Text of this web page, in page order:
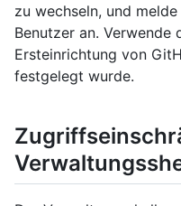
zu wechseln, und
Benutzer an. Verwende
Ersteinrichtung von
festgelegt wurde.